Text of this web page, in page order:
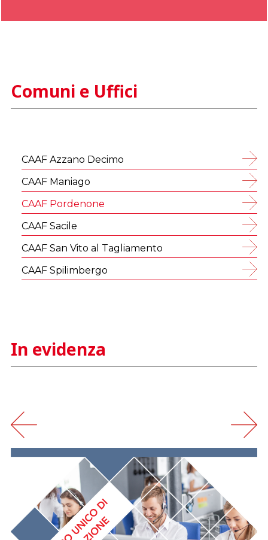
Comuni e Uffici
CAAF Azzano Decimo
CAAF Maniago
CAAF Pordenone
CAAF Sacile
CAAF San Vito al Tagliamento
CAAF Spilimbergo
In evidenza
‹ ›